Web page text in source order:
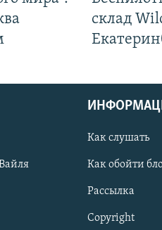
склад
Как слушать
Как обойти
Рассылка
Copyright